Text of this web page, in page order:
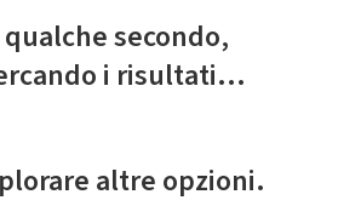
secondo,
i risultati...
altre opzioni.